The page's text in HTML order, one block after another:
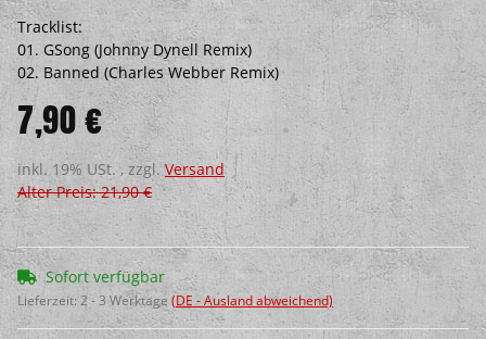
Tracklist:
01. GSong (Johnny Dynell Remix)
02. Banned (Charles Webber Remix)
7,90 €
inkl. 19% USt. , zzgl.Versand
Alter Preis: 21,90 €
Sofort verfügbar
Lieferzeit: 2 - 3 Werktage (DE - Ausland abweichend)